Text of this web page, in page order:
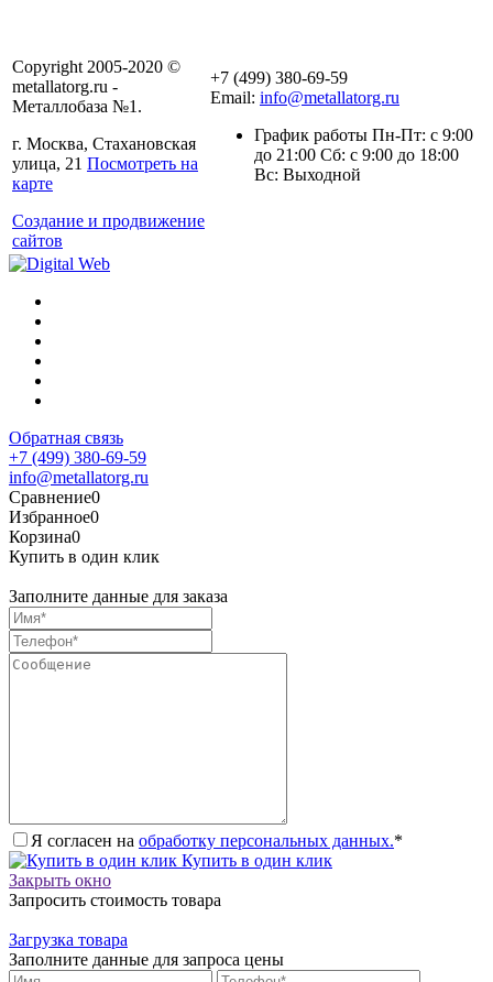
Copyright 2005-2020 ©
metallatorg.ru -
Металлобаза №1.
г. Москва, Стахановская
улица, 21 Посмотреть на
карте
Создание и продвижение
сайтов
+7 (499) 380-69-59
Email: info@metallatorg.ru
График работы Пн-Пт: с 9:00
до 21:00 Сб: с 9:00 до 18:00
Вс: Выходной
Обратная связь
+7 (499) 380-69-59
info@metallatorg.ru
Сравнение0
Избранное0
Корзина0
Купить в один клик
Заполните данные для заказа
Я согласен на обработку персональных данных.*
Купить в один клик
Закрыть окно
Запросить стоимость товара
Загрузка товара
Заполните данные для запроса цены